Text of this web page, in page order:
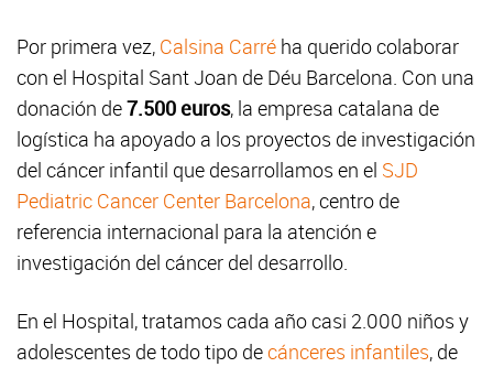
Por primera vez, Calsina Carré ha querido colaborar
con el Hospital Sant Joan de Déu Barcelona. Con una
donación de7.500 euros, la empresa catalana de
logística ha apoyado a los proyectos de investigación
del cáncer infantil que desarrollamos en el SJD
Pediatric Cancer Center Barcelona, centro de
referencia internacional para la atención e
investigación del cáncer del desarrollo.
En el Hospital, tratamos cada año casi 2.000 niños y
adolescentes de todo tipo decánceres infantiles, de